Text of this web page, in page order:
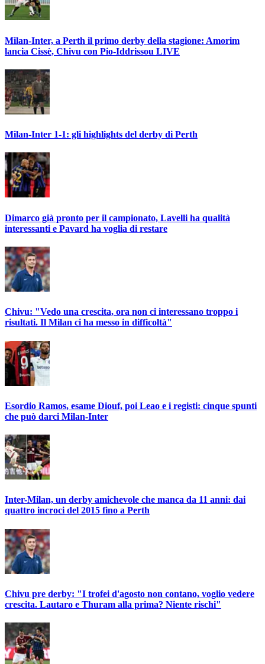
Milan-Inter, a Perth il primo derby della stagione: Amorim
lancia Cissè, Chivu con Pio-Iddrissou LIVE
Milan-Inter 1-1: gli highlights del derby di Perth
Dimarco già pronto per il campionato, Lavelli ha qualità
interessanti e Pavard ha voglia di restare
Chivu: "Vedo una crescita, ora non ci interessano troppo i
risultati. Il Milan ci ha messo in difficoltà"
Esordio Ramos, esame Diouf, poi Leao e i registi: cinque spunti
che può darci Milan-Inter
Inter-Milan, un derby amichevole che manca da 11 anni: dai
quattro incroci del 2015 fino a Perth
Chivu pre derby: "I trofei d'agosto non contano, voglio vedere
crescita. Lautaro e Thuram alla prima? Niente rischi"